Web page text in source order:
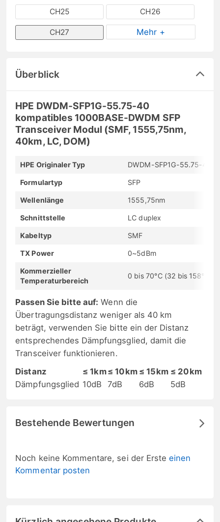
CH25 CH26
CH27 Mehr +
Überblick
HPE DWDM-SFP1G-55.75-40
kompatibles 1000BASE-DWDM SFP
Transceiver Modul (SMF, 1555,75nm,
40km, LC, DOM)
HPE Originaler Typ DWDM-SFP1G-55.75-40
Formulartyp SFP
Wellenlänge 1555,75nm
Schnittstelle LC duplex
Kabeltyp SMF
TX Power 0~5dBm
Kommerzieller
Temperaturbereich
0 bis 70°C (32 bis 158°F)
Passen Sie bitte auf: Wenn die
Übertragungsdistanz weniger als 40 km
beträgt, verwenden Sie bitte ein der Distanz
entsprechendes Dämpfungsglied, damit die
Transceiver funktionieren.
Distanz
≤ 1km≤ 10km ≤ 15km ≤ 20km
Dämpfungsglied 10dB 7dB 6dB 5dB
Bestehende Bewertungen
Noch keine Kommentare, sei der Ersteeinen
Kommentar posten